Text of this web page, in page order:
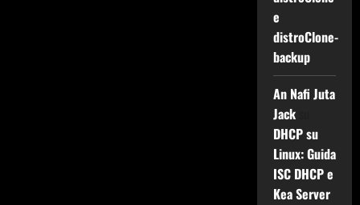
e
distroClone-
backup
An Nafi Juta
Jacksu
DHCP su
Linux: Guida
ISC DHCP e
Kea Server